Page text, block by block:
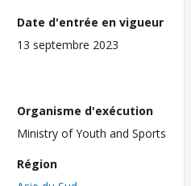
Date d'entrée en vigueur
13 septembre 2023
Organisme d'exécution
Ministry of Youth and Sports
Région